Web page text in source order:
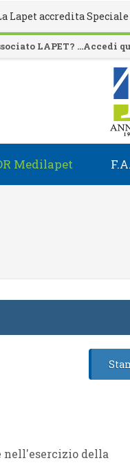
Medilapet
LAPET? ...Accedi
accredita Speciale
nell'esercizio della